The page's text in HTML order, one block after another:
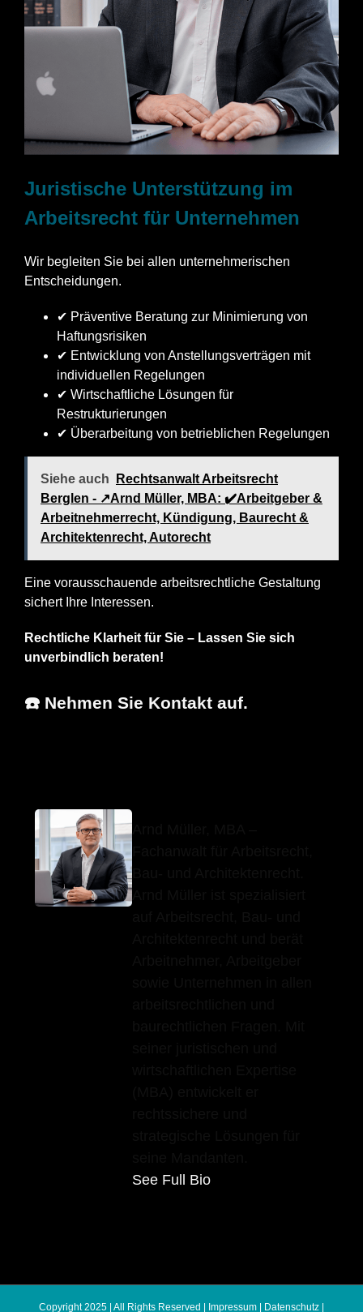
Juristische Unterstützung im
Arbeitsrecht für Unternehmen
Wir begleiten Sie bei allen unternehmerischen
Entscheidungen.
✔ Präventive Beratung zur Minimierung von
Haftungsrisiken
✔ Entwicklung von Anstellungsverträgen mit
individuellen Regelungen
✔ Wirtschaftliche Lösungen für
Restrukturierungen
✔ Überarbeitung von betrieblichen Regelungen
Siehe auch
Rechtsanwalt Arbeitsrecht
Berglen - ↗️Arnd Müller, MBA: ✔️Arbeitgeber &
Arbeitnehmerrecht, Kündigung, Baurecht &
Architektenrecht, Autorecht
Eine vorausschauende arbeitsrechtliche Gestaltung
sichert Ihre Interessen.
Rechtliche Klarheit für Sie – Lassen Sie sich
unverbindlich beraten!
☎️ Nehmen Sie Kontakt auf.
See Full Bio
Copyright 2025 | All Rights Reserved | Impressum | Datenschutz |